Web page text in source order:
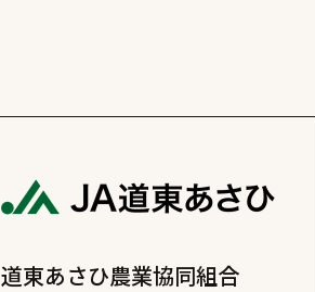
道東あさひ農業協同組合